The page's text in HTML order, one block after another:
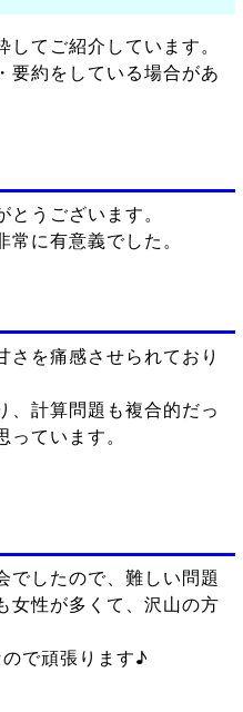
てご紹介しています。
要約をしている場合があ
うございます。
に有意義でした。
さを痛感させられており
、計算問題も複合的だっ
ています。
でしたので、難しい問題
女性が多くて、沢山の方
で頑張ります♪